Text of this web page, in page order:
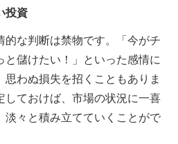
投資
的な判断は禁物です。「今がチ
と儲けたい！」といった感情に
思わぬ損失を招くこともありま
しておけば、市場の状況に一喜
淡々と積み立てていくことがで